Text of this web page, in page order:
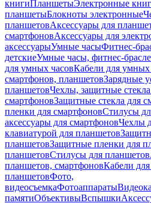
книгиПланшетыЭлектронные
планшетыБлокноты электронные
планшетовАксессуары для
смартфоновАксессуары для
аксессуарыУмные часыФитнес-
детскиеУмные часы, фитнес-
для умных часовКабели для умных
смартфонов, планшетовЗарядные
планшетовЧехлы, защитные
смартфоновЗащитные стекла для
пленки для смартфоновСтилусы
аксессуары для смартфоновЧехлы
клавиатурой для планшетов
планшетовЗащитные пленки для
планшетовСтилусы для планшетов
планшетов, смартфоновКабели
планшетовФото,
видеосъемкаФотоаппараты
памятиОбъективыВспышки